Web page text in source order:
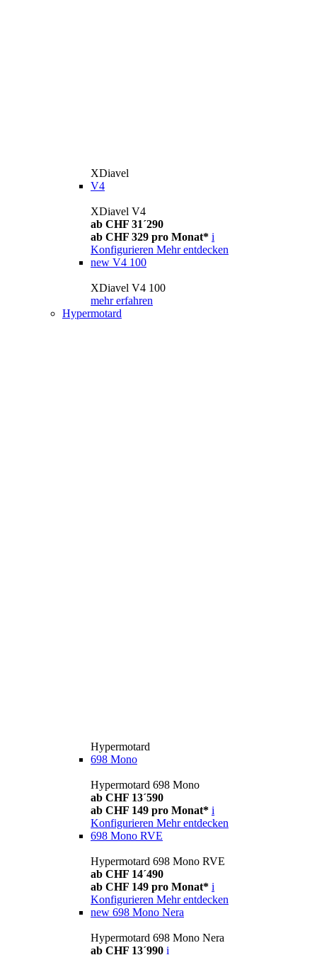
XDiavel
V4
XDiavel V4
ab CHF 31´290
ab CHF 329 pro Monat* i
Konfigurieren Mehr entdecken
new V4 100
XDiavel V4 100
mehr erfahren
Hypermotard
Hypermotard
698 Mono
Hypermotard 698 Mono
ab CHF 13´590
ab CHF 149 pro Monat* i
Konfigurieren Mehr entdecken
698 Mono RVE
Hypermotard 698 Mono RVE
ab CHF 14´490
ab CHF 149 pro Monat* i
Konfigurieren Mehr entdecken
new 698 Mono Nera
Hypermotard 698 Mono Nera
ab CHF 13´990 i